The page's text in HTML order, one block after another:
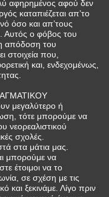
αφηρημένος αφού δεν
καταπιέζεται απ’το
όσο και απ’τους
Αυτός ο φόβος του
απόδοση του
στοιχεία που,
και, ενδεχομένως,
μεγαλύτερο ή
τότε μπορούμε να
νεορεαλιστικού
σχολές.
στα μάτια μας.
μπορούμε να
έτοιμοι να το
σε σχέση με τις
και ξεκινάμε. Λίγο πριν